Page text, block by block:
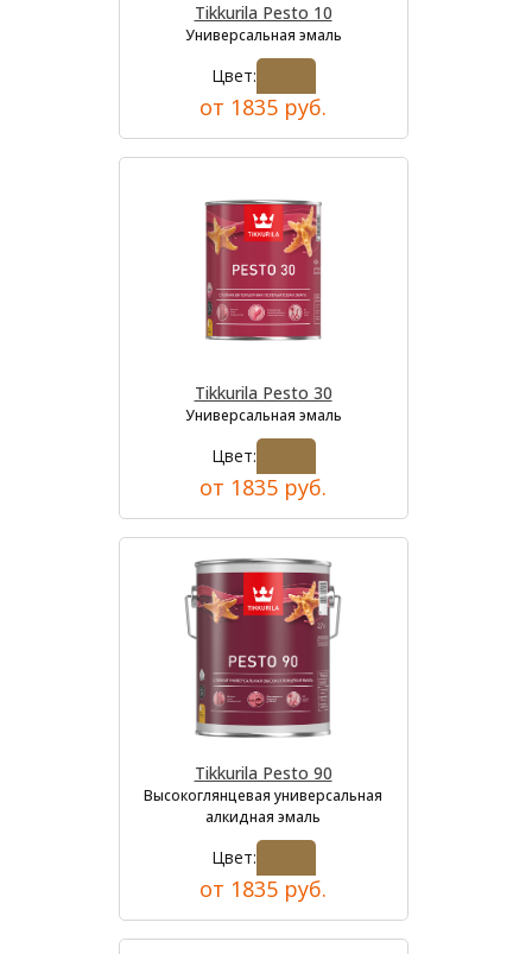
Tikkurila Pesto 10
Универсальная эмаль
Цвет:
от 1835 руб.
Tikkurila Pesto 30
Универсальная эмаль
Цвет:
от 1835 руб.
Tikkurila Pesto 90
Высокоглянцевая универсальная
алкидная эмаль
Цвет:
от 1835 руб.